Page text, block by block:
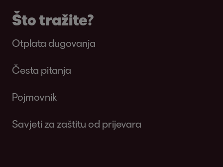
Što tražite?
Otplata dugovanja
Česta pitanja
Pojmovnik
Savjeti za zaštitu od prijevara